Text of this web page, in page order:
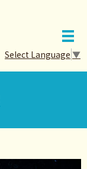
Select Language ▼
メ